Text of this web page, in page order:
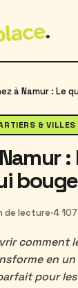
& VILLES
bouge
de lecture·4
comment
en
pour